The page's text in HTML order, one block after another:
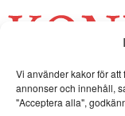
Vi använder kakor för
annonser och innehåll,
"Acceptera alla",